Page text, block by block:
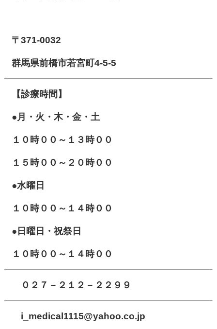
〒371-0032
群馬県前橋市若宮町4-5-5
【診療時間】
●月・火・木・金・土
１０時００～１３時００
１５時００～２０時００
●水曜日
１０時００～１４時００
●日曜日・祝祭日
１０時００～１４時００
０２７－２１２－２２９９
i_medical1115@yahoo.co.jp